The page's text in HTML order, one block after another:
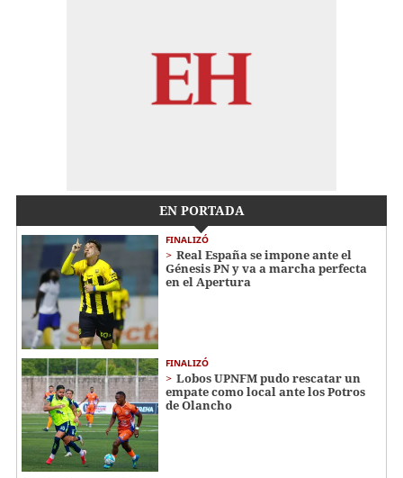
EN PORTADA
FINALIZÓ
Real España se impone ante el
Génesis PN y va a marcha perfecta
en el Apertura
FINALIZÓ
Lobos UPNFM pudo rescatar un
empate como local ante los Potros
de Olancho